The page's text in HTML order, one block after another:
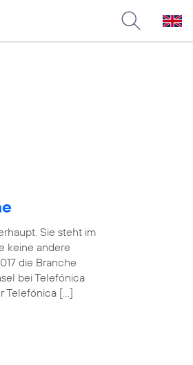
Sie steht im
keine andere
die Branche
bei Telefónica
Telefónica […]